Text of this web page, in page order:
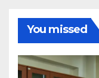
You missed